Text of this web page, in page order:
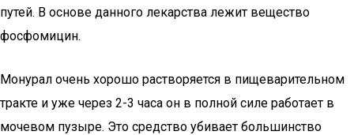
путей. В основе данного лекарства лежит вещество
фосфомицин.
Монурал очень хорошо растворяется в пищеварительном
тракте и уже через 2-3 часа он в полной силе работает в
мочевом пузыре. Это средство убивает большинство